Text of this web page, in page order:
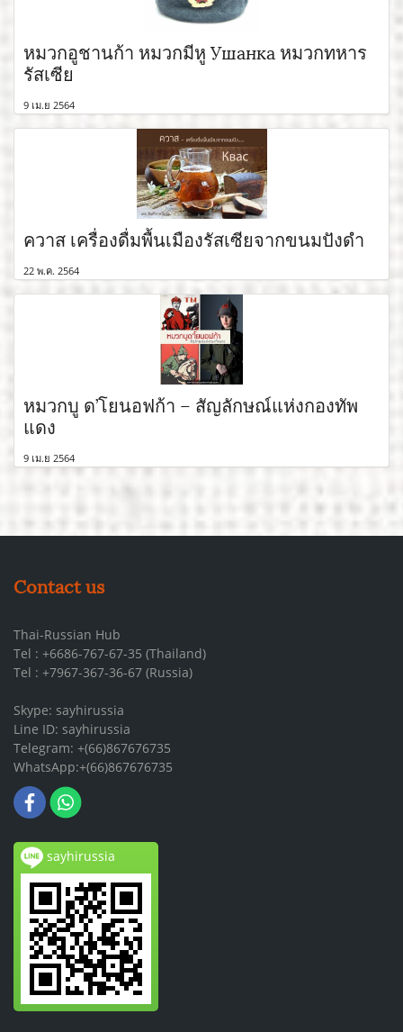
หมวกอูชานก้า หมวกมีหู Ушанка หมวกทหาร
รัสเซีย
9 เม.ย 2564
ควาส เครื่องดื่มพื้นเมืองรัสเซียจากขนมปังดำ
22 พ.ค. 2564
หมวกบู ด’โยนอฟก้า – สัญลักษณ์แห่งกองทัพ
แดง
9 เม.ย 2564
Contact us
Thai-Russian Hub
Tel : +6686-767-67-35 (Thailand)
Tel : +7967-367-36-67 (Russia)
Skype: sayhirussia
Line ID: sayhirussia
Telegram: +(66)867676735
WhatsApp:+(66)867676735
sayhirussia